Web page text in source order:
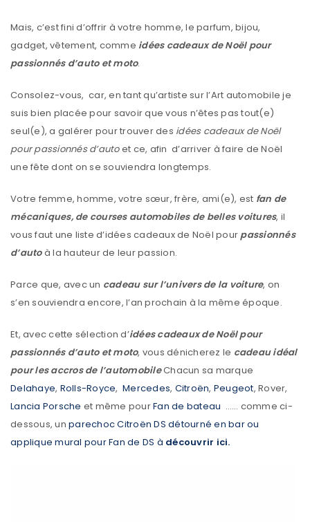
Mais, c’est fini d’offrir à votre homme, le parfum, bijou,
gadget, vêtement, comme idées cadeaux de Noël pour
passionnés d’auto et moto.
Consolez-vous, car, en tant qu’artiste sur l’Art automobile je
suis bien placée pour savoir que vous n’êtes pas tout(e)
seul(e), a galérer pour trouver des idées cadeaux de Noël
pour passionnés d’autoet ce, afin d’arriver à faire de Noël
une fête dont on se souviendra longtemps.
Votre femme, homme, votre sœur, frère, ami(e), est fan de
mécaniques, de courses automobiles de belles voitures, il
vous faut une liste d’idées cadeaux de Noël pour passionnés
d’autoà la hauteur de leur passion.
Parce que, avec un cadeau sur l’univers de la voiture, on
s’en souviendra encore, l’an prochain à la même époque.
Et, avec cette sélection d’idées cadeaux de Noël pour
passionnés d’auto et moto, vous dénicherez le cadeau idéal
pour les accros de l’automobileChacun sa marque
Delahaye, Rolls-Royce, Mercedes, Citroën, Peugeot, Rover,
Lancia Porsche et même pourFan de bateau …… comme ci-
dessous, un parechocCitroën DS détourné en bar ou
applique mural pour Fan de DS à découvrir ici.